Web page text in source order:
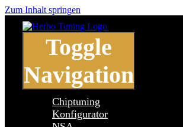
Zum Inhalt springen
Toggle
Navigation
Chiptuning
Konfigurator